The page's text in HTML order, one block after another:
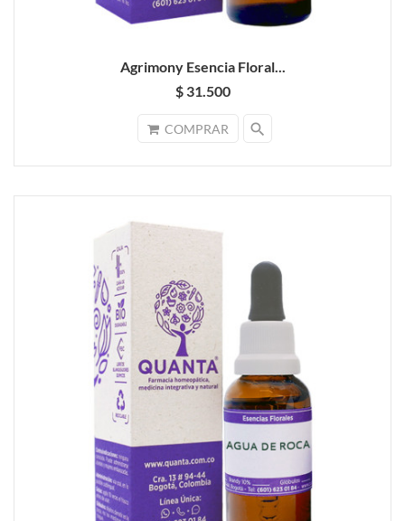
Agrimony Esencia Floral...
$ 31.500
COMPRAR search